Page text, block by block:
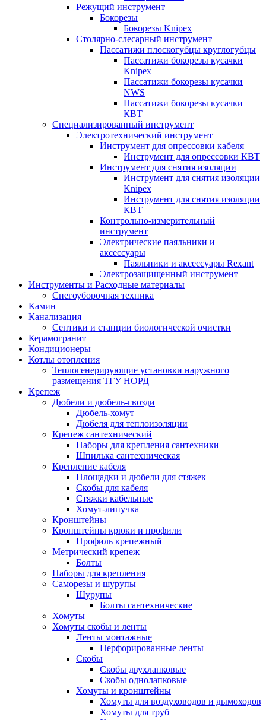
Режущий инструмент
Бокорезы
Бокорезы Knipex
Столярно-слесарный инструмент
Пассатижи плоскогубцы круглогубцы
Пассатижи бокорезы кусачки
Knipex
Пассатижи бокорезы кусачки
NWS
Пассатижи бокорезы кусачки
КВТ
Специализированный инструмент
Электротехнический инструмент
Инструмент для опрессовки кабеля
Инструмент для опрессовки КВТ
Инструмент для снятия изоляции
Инструмент для снятия изоляции
Knipex
Инструмент для снятия изоляции
КВТ
Контрольно-измерительный
инструмент
Электрические паяльники и
аксессуары
Паяльники и аксессуары Rexant
Электрозащищенный инструмент
Инструменты и Расходные материалы
Снегоуборочная техника
Камин
Канализация
Септики и станции биологической очистки
Керамогранит
Кондиционеры
Котлы отопления
Теплогенерирующие установки наружного
размещения ТГУ НОРД
Крепеж
Дюбели и дюбель-гвозди
Дюбель-хомут
Дюбеля для теплоизоляции
Крепеж сантехнический
Наборы для крепления сантехники
Шпилька сантехническая
Крепление кабеля
Площадки и дюбели для стяжек
Скобы для кабеля
Стяжки кабельные
Хомут-липучка
Кронштейны
Кронштейны крюки и профили
Профиль крепежный
Метрический крепеж
Болты
Наборы для крепления
Саморезы и шурупы
Шурупы
Болты сантехнические
Хомуты
Хомуты скобы и ленты
Ленты монтажные
Перфорированные ленты
Скобы
Скобы двухлапковые
Скобы однолапковые
Хомуты и кронштейны
Хомуты для воздуховодов и дымоходов
Хомуты для труб